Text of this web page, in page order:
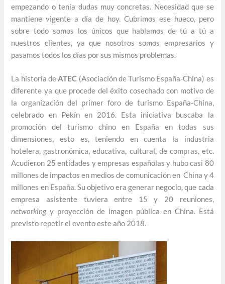
empezando o tenía dudas muy concretas. Necesidad que se
mantiene vigente a día de hoy. Cubrimos ese hueco, pero
sobre todo somos los únicos que hablamos de tú a tú a
nuestros clientes, ya que nosotros somos empresarios y
pasamos todos los días por sus mismos problemas.
La historia deATEC (Asociación de Turismo España-China) es
diferente ya que procede del éxito cosechado con motivo de
la organización del primer foro de turismo España-China,
celebrado en Pekín en 2016. Esta iniciativa buscaba la
promoción del turismo chino en España en todas sus
dimensiones, esto es, teniendo en cuenta la industria
hotelera, gastronómica, educativa, cultural, de compras, etc.
Acudieron 25 entidades y empresas españolas y hubo casi 80
millones de impactos en medios de comunicación en China y 4
millones en España. Su objetivo era generar negocio, que cada
empresa asistente tuviera entre 15 y 20 reuniones,
networkingy proyección de imagen pública en China. Está
previsto repetir el evento este año 2018.